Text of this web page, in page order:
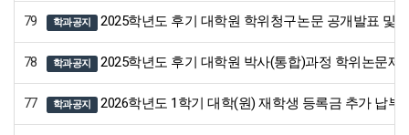
79 학과공지 2025학년도 후기 대학원 학위청구논문 공개발표 및
78 학과공지 2025학년도 후기 대학원 박사(통합)과정 학위논문
77 학과공지 2026학년도 1학기 대학(원) 재학생 등록금 추가 납부